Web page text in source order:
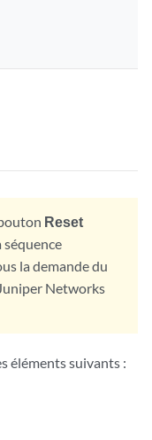
Reset
la demande du
Networks
éléments suivants :